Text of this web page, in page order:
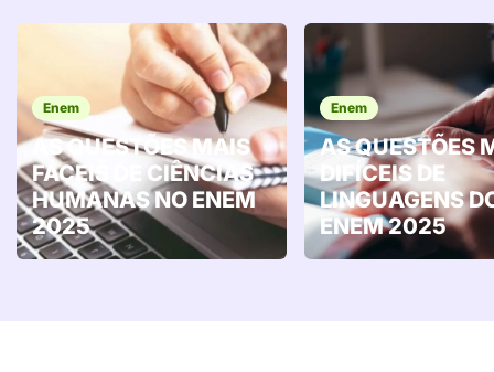
Enem
AS QUESTÕES MAIS
FÁCEIS DE CIÊNCIAS
HUMANAS NO ENEM
2025
Enem
AS QUESTÕES
DIFÍCEIS DE
LINGUAGENS
ENEM 2025